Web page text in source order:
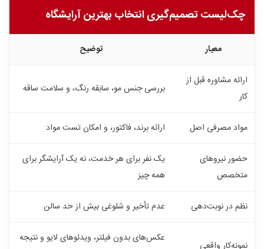
چک‌لیست تصمیم‌گیری انتخاب بهترین آرایشگاه
معیار توضیح
ارائه مشاوره قبل از
کار
بررسی جنس مو، سابقه رنگ، و سلامت ساقه
مواد مصرفی اصل ارائه برند، فاکتور، و امکان تست مواد
حضور نیروهای
متخصص
یک نفر برای هر خدمت، نه یک آرایشگر برای
همه چیز
نظم در نوبت‌دهی عدم تأخیر و شلوغی بیش از حد سالن
عکس‌های بدون فیلتر، ویدئوهای لایو و نتیجه